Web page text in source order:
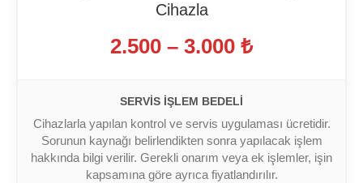
Cihazla
2.500 – 3.000 ₺
SERVIS İŞLEM BEDELI
Cihazlarla yapılan kontrol ve servis uygulaması ücretidir.
Sorunun kaynağı belirlendikten sonra yapılacak işlem
hakkında bilgi verilir. Gerekli onarım veya ek işlemler, işin
kapsamına göre ayrıca fiyatlandırılır.